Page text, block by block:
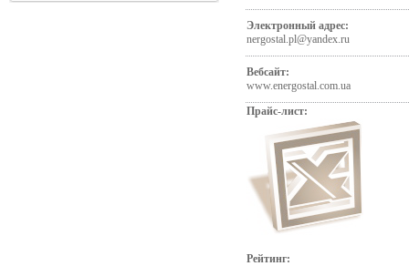
Электронный адрес:
nergostal.pl@yandex.ru
Вебсайт:
www.energostal.com.ua
Прайс-лист:
Рейтинг: